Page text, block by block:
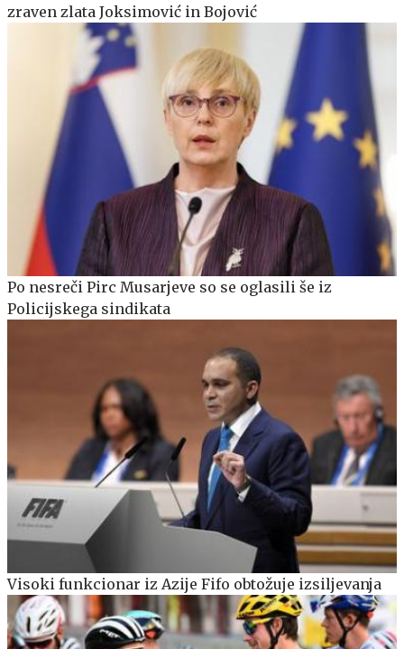
zraven zlata Joksimović in Bojović
Po nesreči Pirc Musarjeve so se oglasili še iz
Policijskega sindikata
Visoki funkcionar iz Azije Fifo obtožuje izsiljevanja